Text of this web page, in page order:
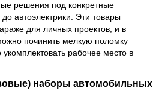
решения под конкретные
автоэлектрики. Эти товары
для личных проектов, и в
починить мелкую поломку
рабочее место в
наборы автомобильных